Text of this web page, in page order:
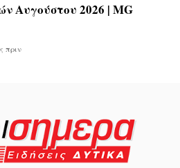
Αυγούστου 2026 | MG
πριν